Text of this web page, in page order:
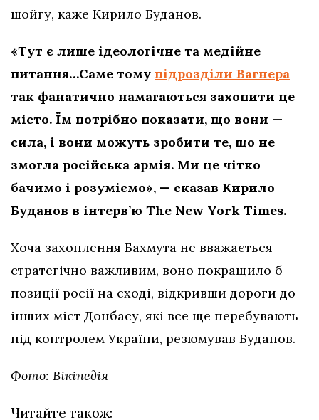
шойгу, каже Кирило Буданов.
«Тут є лише ідеологічне та медійне
питання…Саме тому підрозділи Вагнера
так фанатично намагаються захопити це
місто. Їм потрібно показати, що вони —
сила, і вони можуть зробити те, що не
змогла російська армія. Ми це чітко
бачимо і розуміємо», — сказав Кирило
Буданов в інтерв’ю The New York Times.
Хоча захоплення Бахмута не вважається
стратегічно важливим, воно покращило б
позиції росії на сході, відкривши дороги до
інших міст Донбасу, які все ще перебувають
під контролем України, резюмував Буданов.
Фото: Вікіпедія
Читайте також: